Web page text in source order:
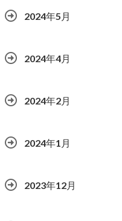
2024年5月
2024年4月
2024年2月
2024年1月
2023年12月